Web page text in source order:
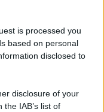
is processed you
based on personal
disclosed to
disclosure of your
IAB’s list of